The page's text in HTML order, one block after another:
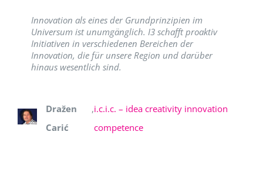
Innovation als eines der Grundprinzipien im
Universum ist unumgänglich. I3 schafft proaktiv
Initiativen in verschiedenen Bereichen der
Innovation, die für unsere Region und darüber
hinaus wesentlich sind.
Dražen
Carić
,i.c.i.c. – idea creativity innovation
competence